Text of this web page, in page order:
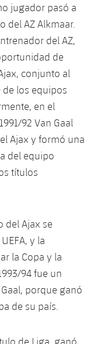
jugador pasó a
del AZ Alkmaar.
del AZ,
de
conjunto al
los equipos
en el
92 Van Gaal
Ajax y formó una
del equipo
títulos
del Ajax se
y la
la Copa y la
94 fue un
porque ganó
de su país.
de Liga, ganó